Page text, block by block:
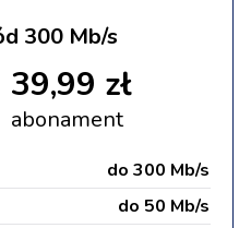
300 Mb/s
39,99 zł
abonament
do 300 Mb/s
do 50 Mb/s